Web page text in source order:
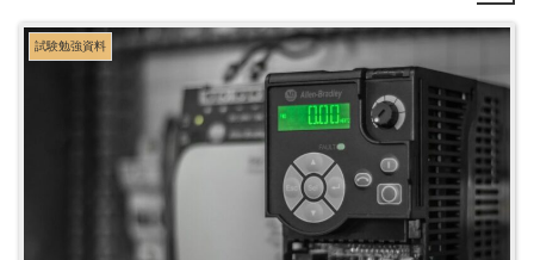
試験勉強資料